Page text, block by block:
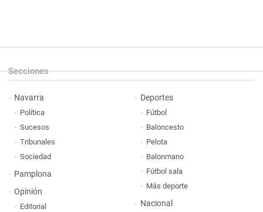
Secciones
Navarra
Política
Sucesos
Tribunales
Sociedad
Pamplona
Opinión
Editorial
Deportes
Fútbol
Baloncesto
Pelota
Balonmano
Fútbol sala
Más deporte
Nacional